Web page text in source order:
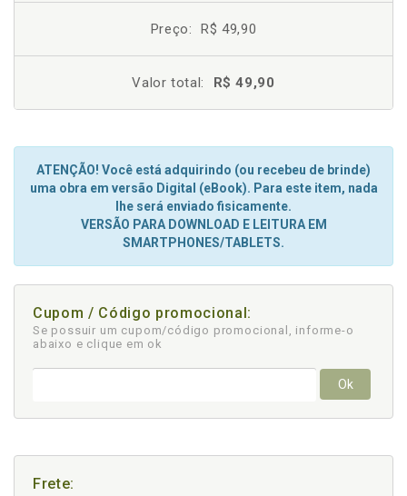
Preço: R$ 49,90
Valor total: R$ 49,90
ATENÇÃO! Você está adquirindo (ou recebeu de brinde)
uma obra em versão Digital (eBook). Para este item, nada
lhe será enviado fisicamente.
VERSÃO PARA DOWNLOAD E LEITURA EM
SMARTPHONES/TABLETS.
Cupom / Código promocional:
Se possuir um cupom/código promocional, informe-o
abaixo e clique em ok
Ok
Frete: